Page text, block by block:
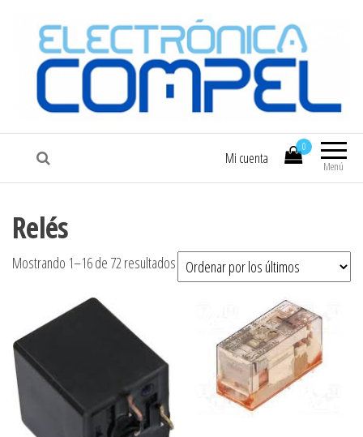
COMPEL Electrónica COMPEL
Menú
0
Mi cuenta
Relés
Mostrando 1–16 de 72 resultados Ordenado por los últimos